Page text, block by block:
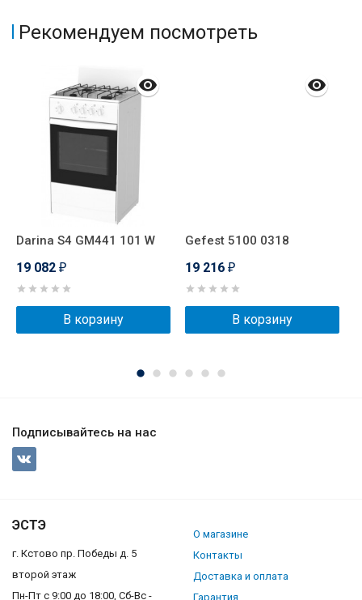
Рекомендуем посмотреть
Darina S4 GM441 101 W
19 082 ₽
В корзину
Gefest 5100 0318
19 216 ₽
В корзину
Подписывайтесь на нас
ЭСТЭ
г. Кстово пр. Победы д. 5
второй этаж
Пн-Пт с 9:00 до 18:00, Сб-Вс -
О магазине
Контакты
Доставка и оплата
Гарантия